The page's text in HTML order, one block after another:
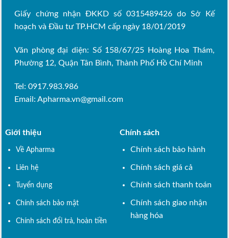
Giấy chứng nhận ĐKKD số 0315489426 do Sở Kế
hoạch và Đầu tư TP.HCM cấp ngày 18/01/2019
Văn phòng đại diện: Số 158/67/25 Hoàng Hoa Thám,
Phường 12, Quận Tân Bình, Thành Phố Hồ Chí Minh
Tel: 0917.983.986
Email:Apharma.vn@gmail.com
Giới thiệu
Về Apharma
Liên hệ
Tuyển dụng
Chính sách bảo mật
Chính sách đổi trả, hoàn tiền
Chính sách
Chính sách bảo hành
Chính sách giá cả
Chính sách thanh toán
Chính sách giao nhận
hàng hóa